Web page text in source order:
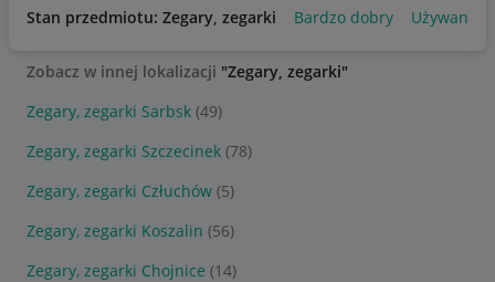
Stan przedmiotu: Zegary, zegarki Bardzo dobry Używany
Zobacz w innej lokalizacji "Zegary, zegarki"
Zegary, zegarki Sarbsk (49)
Zegary, zegarki Szczecinek (78)
Zegary, zegarki Człuchów (5)
Zegary, zegarki Koszalin (56)
Zegary, zegarki Chojnice (14)